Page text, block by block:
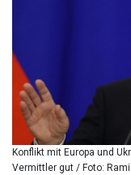
Konflikt mit Europa und
Vermittler gut / Foto: